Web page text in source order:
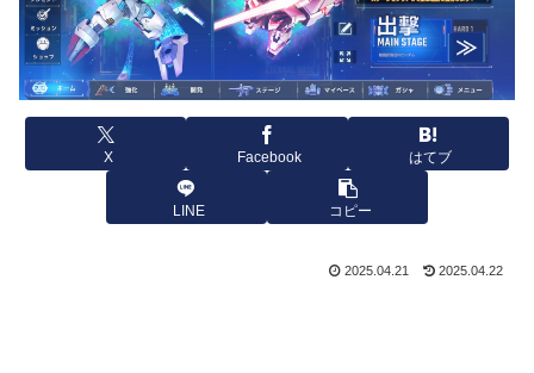
X Facebook はてブ
LINE コピー
2025.04.21 2025.04.22